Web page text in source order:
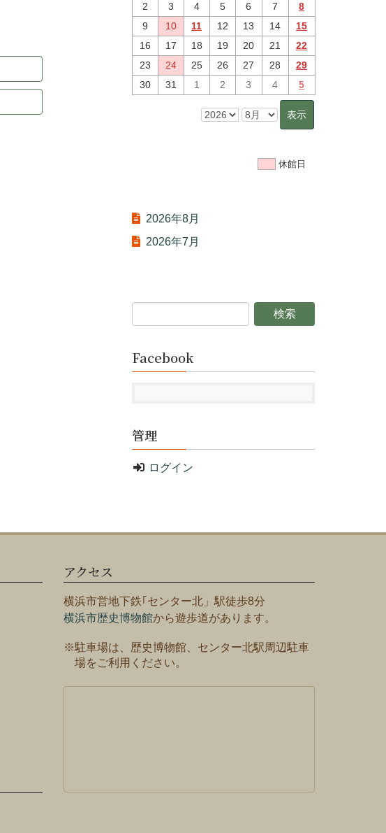
2
3 4 5 6 7
8
9
10 11 12 13 14
15
16
17 18 19 20 21
22
23
24 25 26 27 28
29
30
31 1 2 3 4 5
休館日
2026年8月
2026年7月
Facebook
管理
ログイン
アクセス
横浜市営地下鉄｢センター北」駅徒歩8分
横浜市歴史博物館から遊歩道があります。
※駐車場は、歴史博物館、センター北駅周辺駐車
場をご利用ください。